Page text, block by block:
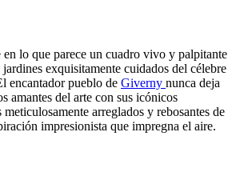
en lo que parece un cuadro vivo y palpitante
exquisitamente cuidados del célebre
encantador pueblo de Giverny nunca deja
amantes del arte con sus icónicos
meticulosamente arreglados y rebosantes de
impresionista que impregna el aire.